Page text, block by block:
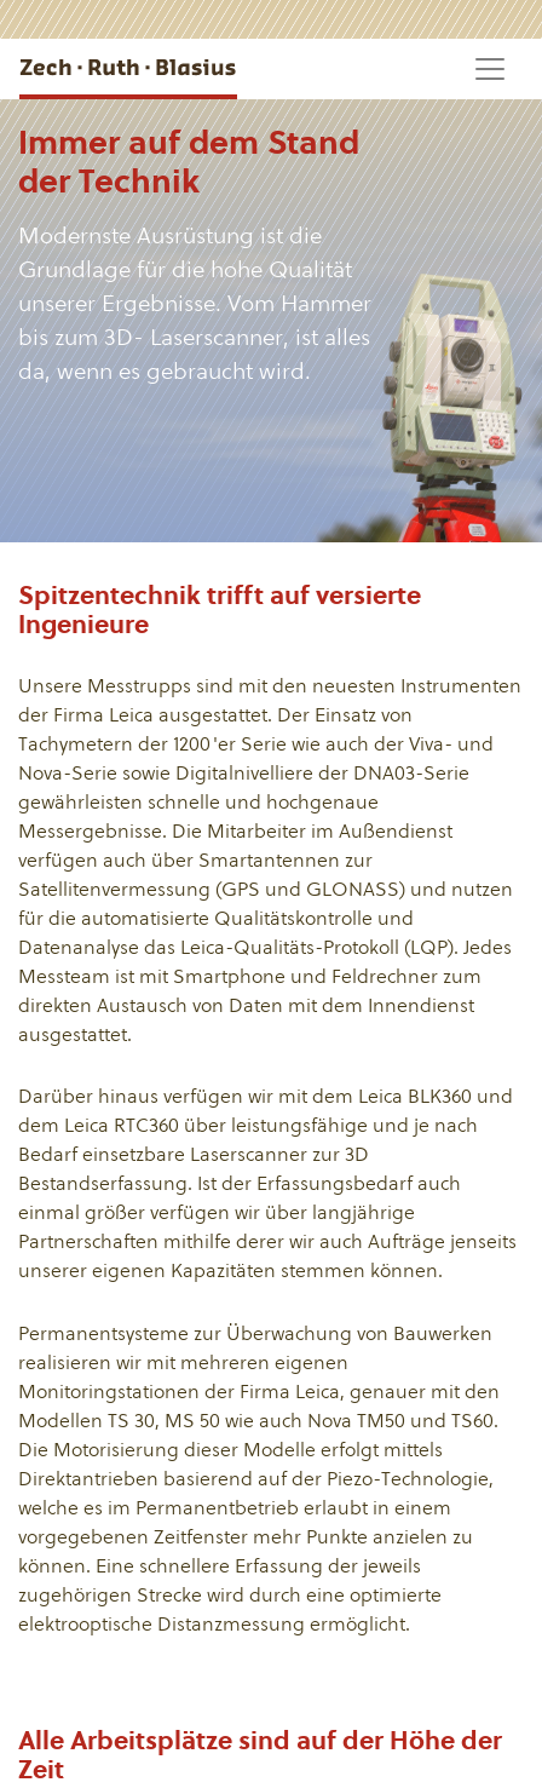
Immer auf dem Stand
der Technik
Modernste Ausrüstung ist die
Grundlage für die hohe Qualität
unserer Ergebnisse. Vom Hammer
bis zum 3D- Laserscanner, ist alles
da, wenn es gebraucht wird.
Spitzentechnik trifft auf versierte
Ingenieure
Unsere Messtrupps sind mit den neuesten Instrumenten
der Firma Leica ausgestattet. Der Einsatz von
Tachymetern der 1200'er Serie wie auch der Viva- und
Nova-Serie sowie Digitalnivelliere der DNA03-Serie
gewährleisten schnelle und hochgenaue
Messergebnisse. Die Mitarbeiter im Außendienst
verfügen auch über Smartantennen zur
Satellitenvermessung (GPS und GLONASS) und nutzen
für die automatisierte Qualitätskontrolle und
Datenanalyse das Leica-Qualitäts-Protokoll (LQP). Jedes
Messteam ist mit Smartphone und Feldrechner zum
direkten Austausch von Daten mit dem Innendienst
ausgestattet.
Darüber hinaus verfügen wir mit dem Leica BLK360 und
dem Leica RTC360 über leistungsfähige und je nach
Bedarf einsetzbare Laserscanner zur 3D
Bestandserfassung. Ist der Erfassungsbedarf auch
einmal größer verfügen wir über langjährige
Partnerschaften mithilfe derer wir auch Aufträge jenseits
unserer eigenen Kapazitäten stemmen können.
Permanentsysteme zur Überwachung von Bauwerken
realisieren wir mit mehreren eigenen
Monitoringstationen der Firma Leica, genauer mit den
Modellen TS 30, MS 50 wie auch Nova TM50 und TS60.
Die Motorisierung dieser Modelle erfolgt mittels
Direktantrieben basierend auf der Piezo-Technologie,
welche es im Permanentbetrieb erlaubt in einem
vorgegebenen Zeitfenster mehr Punkte anzielen zu
können. Eine schnellere Erfassung der jeweils
zugehörigen Strecke wird durch eine optimierte
elektrooptische Distanzmessung ermöglicht.
Alle Arbeitsplätze sind auf der Höhe der
Zeit